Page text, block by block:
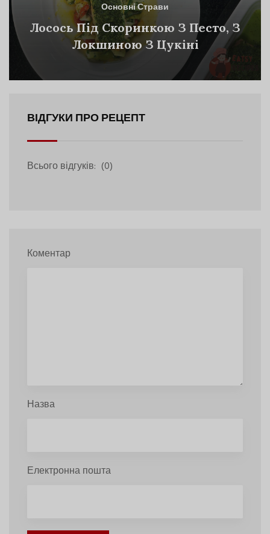
Основні Страви
Лосось Під Скоринкою З Песто, З
Локшиною З Цукіні
ВІДГУКИ ПРО РЕЦЕПТ
Всього відгуків: (0)
Коментар
Назва
Електронна пошта